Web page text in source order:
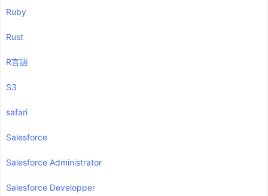
Ruby
Rust
R言語
S3
safari
Salesforce
Salesforce Administrator
Salesforce Developper